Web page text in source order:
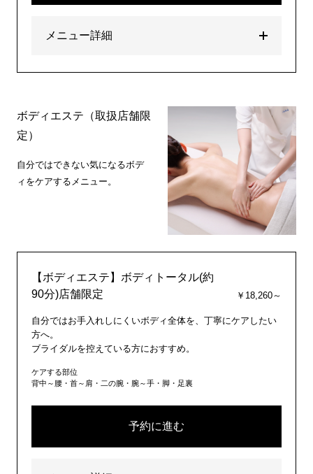
メニュー詳細
ボディエステ（取扱店舗限
定）
自分ではできない気になるボデ
ィをケアするメニュー。
【ボディエステ】ボディトータル(約
90分)店舗限定
￥18,260～
自分ではお手入れしにくいボディ全体を、丁寧にケアしたい
方へ。
ブライダルを控えている方におすすめ。
ケアする部位
背中～腰・首～肩・二の腕・腕～手・脚・足裏
予約に進む